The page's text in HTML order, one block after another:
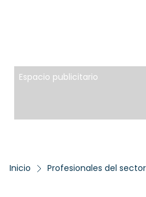
Espacio publicitario
Inicio Profesionales del sector